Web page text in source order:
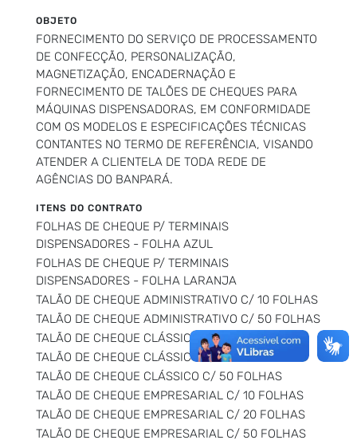
OBJETO
FORNECIMENTO DO SERVIÇO DE PROCESSAMENTO
DE CONFECÇÃO, PERSONALIZAÇÃO,
MAGNETIZAÇÃO, ENCADERNAÇÃO E
FORNECIMENTO DE TALÕES DE CHEQUES PARA
MÁQUINAS DISPENSADORAS, EM CONFORMIDADE
COM OS MODELOS E ESPECIFICAÇÕES TÉCNICAS
CONTANTES NO TERMO DE REFERÊNCIA, VISANDO
ATENDER A CLIENTELA DE TODA REDE DE
AGÊNCIAS DO BANPARÁ.
ITENS DO CONTRATO
FOLHAS DE CHEQUE P/ TERMINAIS
DISPENSADORES - FOLHA AZUL
FOLHAS DE CHEQUE P/ TERMINAIS
DISPENSADORES - FOLHA LARANJA
TALÃO DE CHEQUE ADMINISTRATIVO C/ 10 FOLHAS
TALÃO DE CHEQUE ADMINISTRATIVO C/ 50 FOLHAS
TALÃO DE CHEQUE CLÁSSICO C/ 10 FOLHAS
TALÃO DE CHEQUE CLÁSSICO C/ 20 FOLHAS
TALÃO DE CHEQUE CLÁSSICO C/ 50 FOLHAS
TALÃO DE CHEQUE EMPRESARIAL C/ 10 FOLHAS
TALÃO DE CHEQUE EMPRESARIAL C/ 20 FOLHAS
TALÃO DE CHEQUE EMPRESARIAL C/ 50 FOLHAS